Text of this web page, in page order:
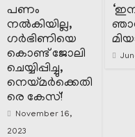
പണം
നൽകിയില്ല,
ഗർഭിണിയെ
കൊണ്ട് ജോലി
ചെയ്യിപ്പിച്ചു,
നെയ്മർക്കെതി
രെ കേസ്!
November 16,
2023